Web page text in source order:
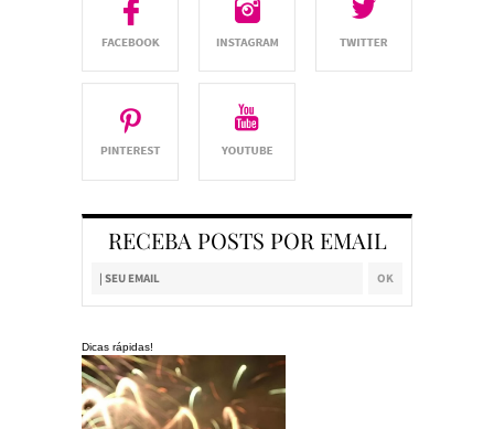
RECEBA POSTS POR EMAIL
Dicas rápidas!